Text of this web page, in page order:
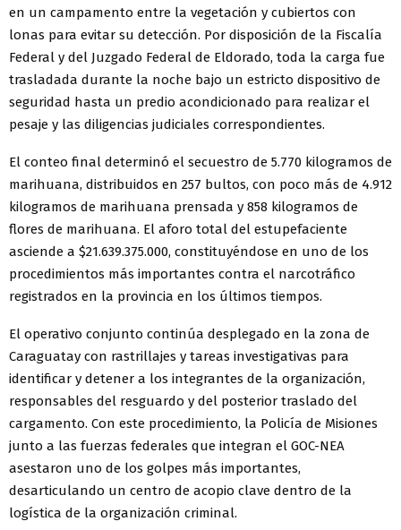
en un campamento entre la vegetación y cubiertos con
lonas para evitar su detección. Por disposición de la Fiscalía
Federal y del Juzgado Federal de Eldorado, toda la carga fue
trasladada durante la noche bajo un estricto dispositivo de
seguridad hasta un predio acondicionado para realizar el
pesaje y las diligencias judiciales correspondientes.
El conteo final determinó el secuestro de 5.770 kilogramos de
marihuana, distribuidos en 257 bultos, con poco más de 4.912
kilogramos de marihuana prensada y 858 kilogramos de
flores de marihuana. El aforo total del estupefaciente
asciende a $21.639.375.000, constituyéndose en uno de los
procedimientos más importantes contra el narcotráfico
registrados en la provincia en los últimos tiempos.
El operativo conjunto continúa desplegado en la zona de
Caraguatay con rastrillajes y tareas investigativas para
identificar y detener a los integrantes de la organización,
responsables del resguardo y del posterior traslado del
cargamento. Con este procedimiento, la Policía de Misiones
junto a las fuerzas federales que integran el GOC-NEA
asestaron uno de los golpes más importantes,
desarticulando un centro de acopio clave dentro de la
logística de la organización criminal.